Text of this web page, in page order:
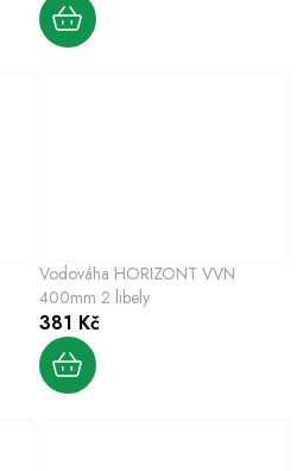
Vodováha HORIZONT VVN
400mm 2 libely
381 Kč